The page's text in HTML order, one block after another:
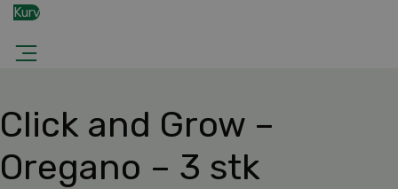
Kurv
Click and Grow –
Oregano – 3 stk